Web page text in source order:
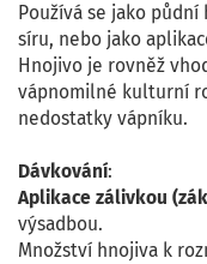
Používá se jako
síru, nebo jako
Hnojivo je rovněž
vápnomilné kulturní
nedostatky vápníku.
Dávkování:
Aplikace zálivkou
výsadbou.
Množství hnojiva k